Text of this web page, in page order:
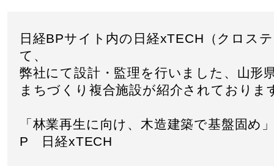
日経BPサイト内の日経xTECH（クロス
て、
弊社にて設計・監理を行いました、山形
まちづくり複合施設が紹介されておりま
「林業再生に向け、木造建築で基盤固
P 日経xTECH